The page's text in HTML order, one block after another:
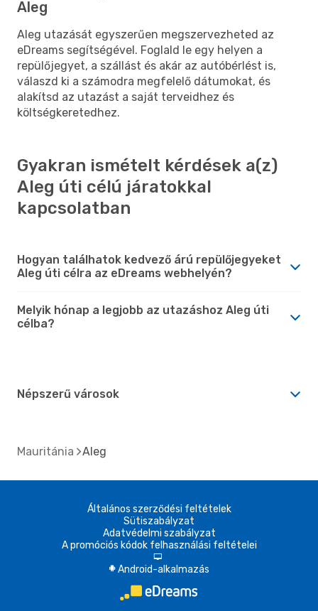
Aleg
Aleg utazását egyszerűen megszervezheted az
eDreams segítségével. Foglald le egy helyen a
repülőjegyet, a szállást és akár az autóbérlést is,
válaszd ki a számodra megfelelő dátumokat, és
alakítsd az utazást a saját terveidhez és
költségkeretedhez.
Gyakran ismételt kérdések a(z)
Aleg úti célú járatokkal
kapcsolatban
Hogyan találhatok kedvező árú repülőjegyeket
Aleg úti célra az eDreams webhelyén?
Melyik hónap a legjobb az utazáshoz Aleg úti
célba?
Népszerű városok
Mauritánia Aleg
Általános szerződési feltételek
Sütiszabályzat
Adatvédelmi szabályzat
A promóciós kódok felhasználási feltételei
d
A Android-alkalmazás